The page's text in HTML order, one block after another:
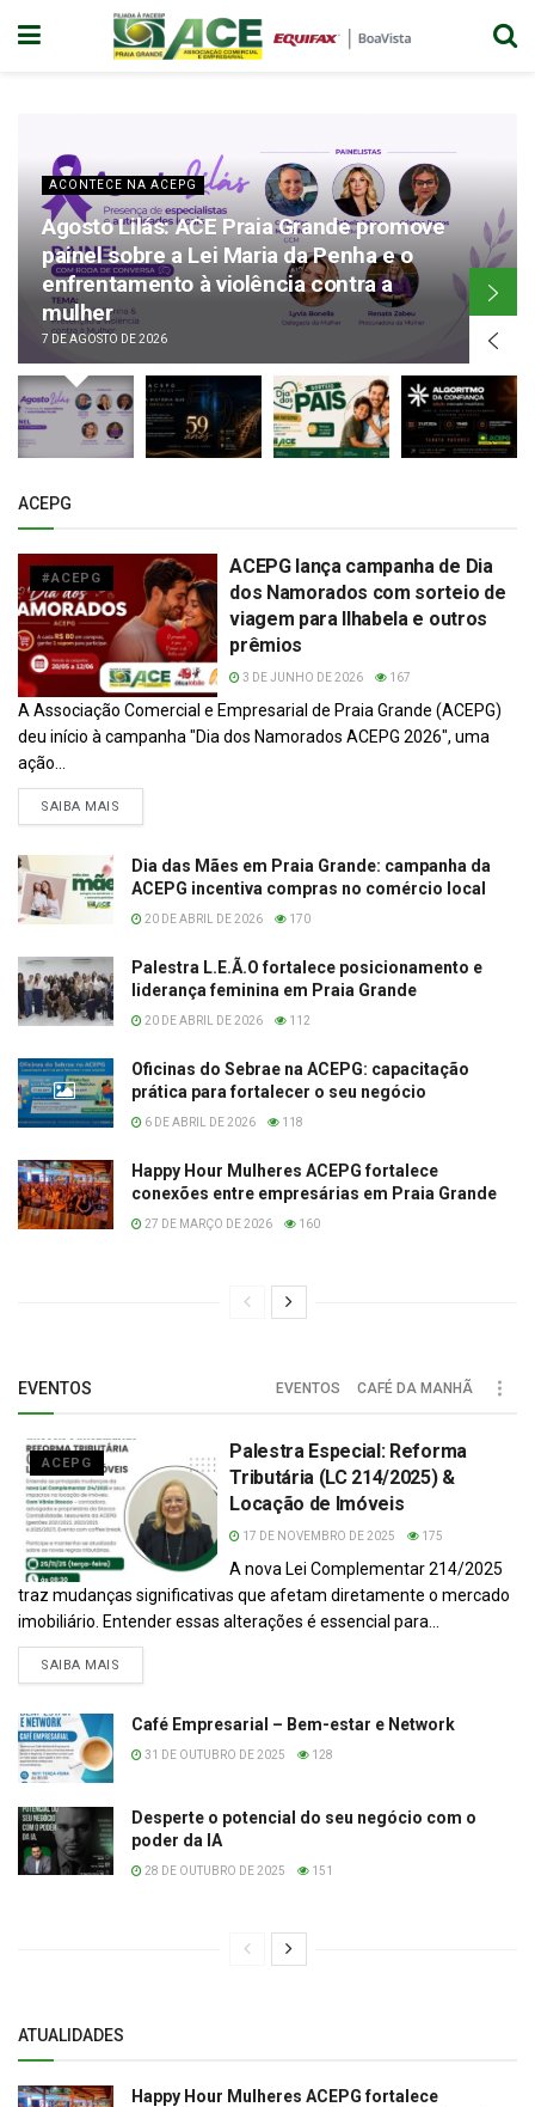
ACONTECE NA ACEPG
Agosto Lilás: ACE Praia Grande promove
painel sobre a Lei Maria da Penha e o
enfrentamento à violência contra a
mulher
7 DE AGOSTO DE 2026
ACEPG
#ACEPG
ACEPG lança campanha de Dia
dos Namorados com sorteio de
viagem para Ilhabela e outros
prêmios
3 DE JUNHO DE 2026 167
A Associação Comercial e Empresarial de Praia Grande (ACEPG)
deu início à campanha "Dia dos Namorados ACEPG 2026", uma
ação...
SAIBA MAIS
Dia das Mães em Praia Grande: campanha da
ACEPG incentiva compras no comércio local
20 DE ABRIL DE 2026 170
Palestra L.E.Ã.O fortalece posicionamento e
liderança feminina em Praia Grande
20 DE ABRIL DE 2026 112
Oficinas do Sebrae na ACEPG: capacitação
prática para fortalecer o seu negócio
6 DE ABRIL DE 2026 118
Happy Hour Mulheres ACEPG fortalece
conexões entre empresárias em Praia Grande
27 DE MARÇO DE 2026 160
EVENTOS EVENTOS CAFÉ DA MANHÃ
ACEPG
Palestra Especial: Reforma
Tributária (LC 214/2025) &
Locação de Imóveis
17 DE NOVEMBRO DE 2025 175
A nova Lei Complementar 214/2025
traz mudanças significativas que afetam diretamente o mercado
imobiliário. Entender essas alterações é essencial para...
SAIBA MAIS
Café Empresarial – Bem-estar e Network
31 DE OUTUBRO DE 2025 128
Desperte o potencial do seu negócio com o
poder da IA
28 DE OUTUBRO DE 2025 151
ATUALIDADES
Happy Hour Mulheres ACEPG fortalece